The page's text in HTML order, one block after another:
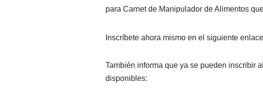
para Carnet de Manipulador de Alimentos
Inscríbete ahora mismo en el siguiente
También informa que ya se pueden inscribir
disponibles: